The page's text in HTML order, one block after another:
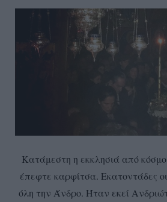
Κατάμεστη η εκκλησιά από
έπεφτε καρφίτσα. Εκατοντάδες
όλη την Άνδρο. Ήταν εκεί